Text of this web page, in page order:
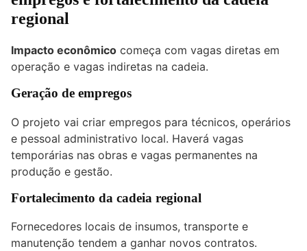
regional
Impacto econômico começa com vagas diretas em
operação e vagas indiretas na cadeia.
Geração de empregos
O projeto vai criar empregos para técnicos, operários
e pessoal administrativo local. Haverá vagas
temporárias nas obras e vagas permanentes na
produção e gestão.
Fortalecimento da cadeia regional
Fornecedores locais de insumos, transporte e
manutenção tendem a ganhar novos contratos.